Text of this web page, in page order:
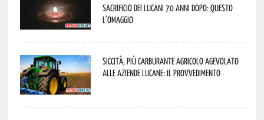
sacrificio dei lucani 70 anni dopo: questo
l’omaggio
Siccità, più carburante agricolo agevolato
alle aziende lucane: il provvedimento